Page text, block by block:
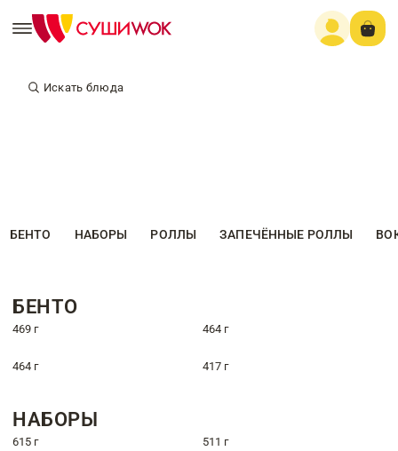
Искать блюда
БЕНТО НАБОРЫ РОЛЛЫ ЗАПЕЧЁННЫЕ РОЛЛЫ
БЕНТО
469 г 464 г
464 г 417 г
НАБОРЫ
615 г 511 г